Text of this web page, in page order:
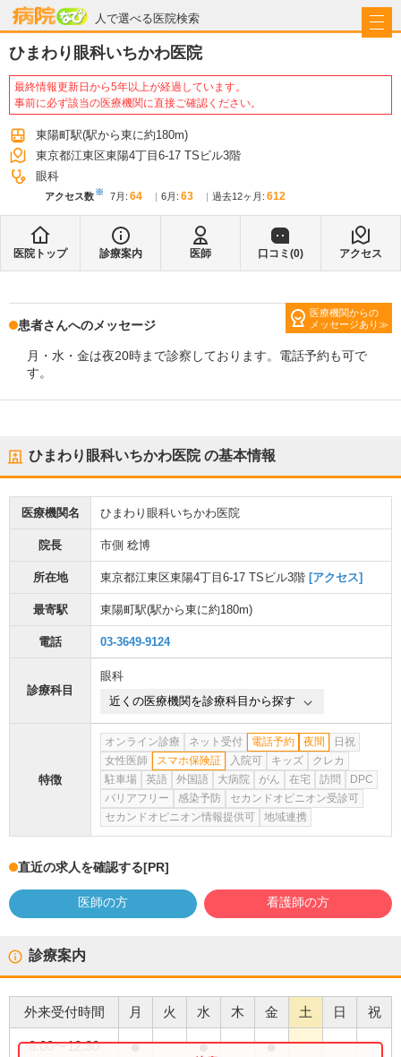
人で選べる医院検索
病院なび
ひまわり眼科いちかわ医院
最終情報更新日から5年以上が経過しています。
事前に必ず該当の医療機関に直接ご確認ください。
東陽町駅(駅から東に約180m)
東京都江東区東陽4丁目6-17 TSビル3階
眼科
アクセス数※ 7月 : 64 6月 : 63 過去12ヶ月: 612
医院トップ 診療案内 医師 口コミ(0) アクセス
医療機関からの
メッセージあり
患者さんへのメッセージ
月・水・金は夜20時まで診察しております。電話予約も可で
す。
ひまわり眼科いちかわ医院の基本情報
医療機関名 ひまわり眼科いちかわ医院
院長 市側 稔博
所在地 東京都江東区東陽4丁目6-17 TSビル3階 [アクセス]
最寄駅 東陽町駅(駅から東に約180m)
電話 03-3649-9124
診療科目
眼科
近くの医療機関を診療科目から探す
特徴
オンライン診療 ネット受付 電話予約 夜間
日祝
女性医師
スマホ保険証 入院可 キッズ
クレカ
駐車場
英語 外国語 大病院 がん 在宅 訪問
DPC
バリアフリー
感染予防
セカンドオピニオン受診可
セカンドオピニオン情報提供可
地域連携
直近の求人を確認する[PR]
医師の方 看護師の方
診療案内
外来受付時間 月 火 水 木 金 土 日 祝
8:00〜12:30 ● ● ●